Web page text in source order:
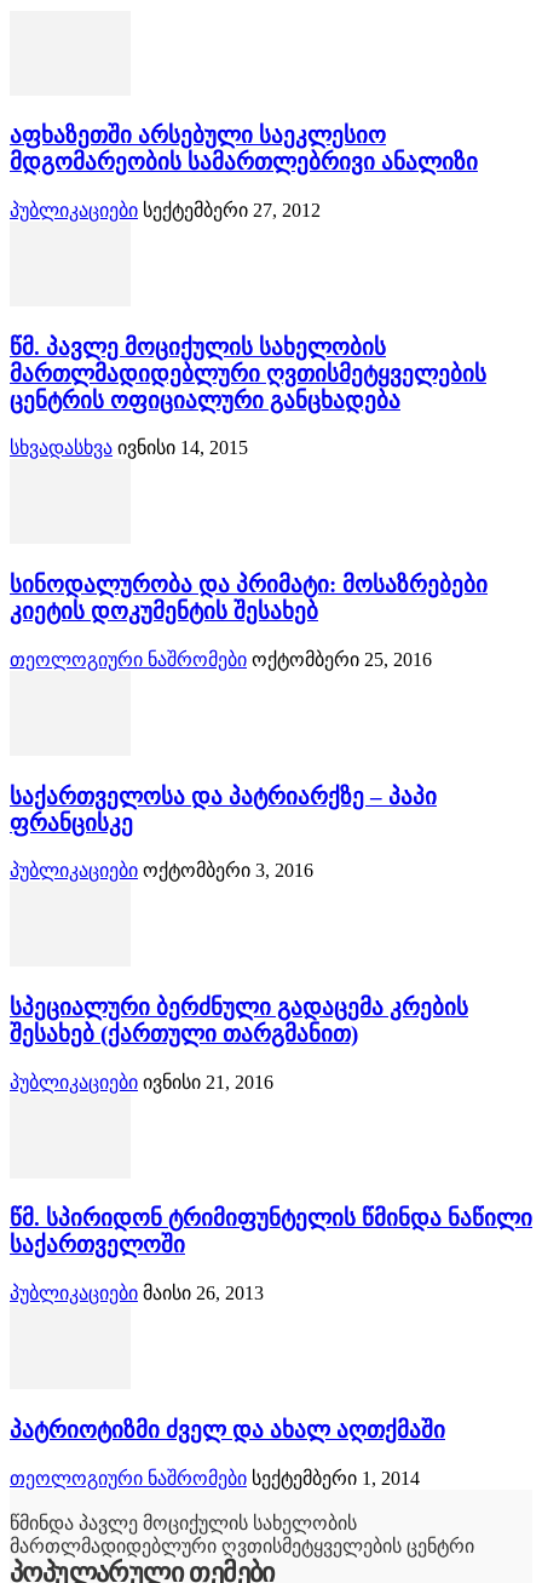
აფხაზეთში არსებული საეკლესიო
მდგომარეობის სამართლებრივი ანალიზი
პუბლიკაციები სექტემბერი 27, 2012
წმ. პავლე მოციქულის სახელობის
მართლმადიდებლური ღვთისმეტყველების
ცენტრის ოფიციალური განცხადება
სხვადასხვა ივნისი 14, 2015
სინოდალურობა და პრიმატი: მოსაზრებები
კიეტის დოკუმენტის შესახებ
თეოლოგიური ნაშრომები ოქტომბერი 25, 2016
საქართველოსა და პატრიარქზე – პაპი
ფრანცისკე
პუბლიკაციები ოქტომბერი 3, 2016
სპეციალური ბერძნული გადაცემა კრების
შესახებ (ქართული თარგმანით)
პუბლიკაციები ივნისი 21, 2016
წმ. სპირიდონ ტრიმიფუნტელის წმინდა ნაწილი
საქართველოში
პუბლიკაციები მაისი 26, 2013
პატრიოტიზმი ძველ და ახალ აღთქმაში
თეოლოგიური ნაშრომები სექტემბერი 1, 2014
წმინდა პავლე მოციქულის სახელობის
მართლმადიდებლური ღვთისმეტყველების ცენტრი
პოპულარული თემები